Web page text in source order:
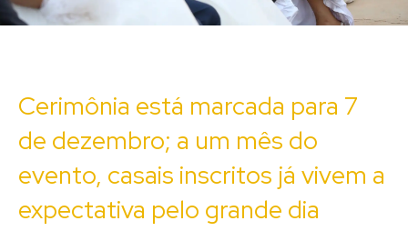
Cerimônia está marcada para 7
de dezembro; a um mês do
evento, casais inscritos já vivem a
expectativa pelo grande dia